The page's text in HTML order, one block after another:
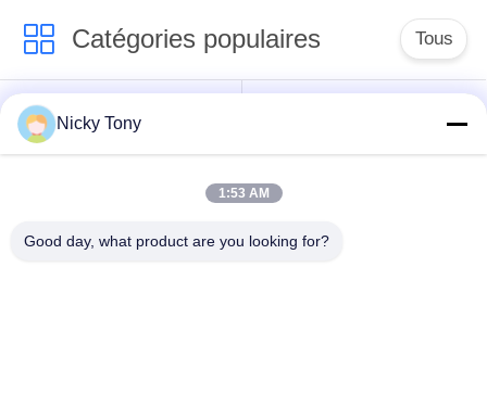
Catégories populaires Tous
Maille de câble
métallique
Fabrication de fil de
Nicky Tony
1:53 AM
Good day, what product are you looking for?